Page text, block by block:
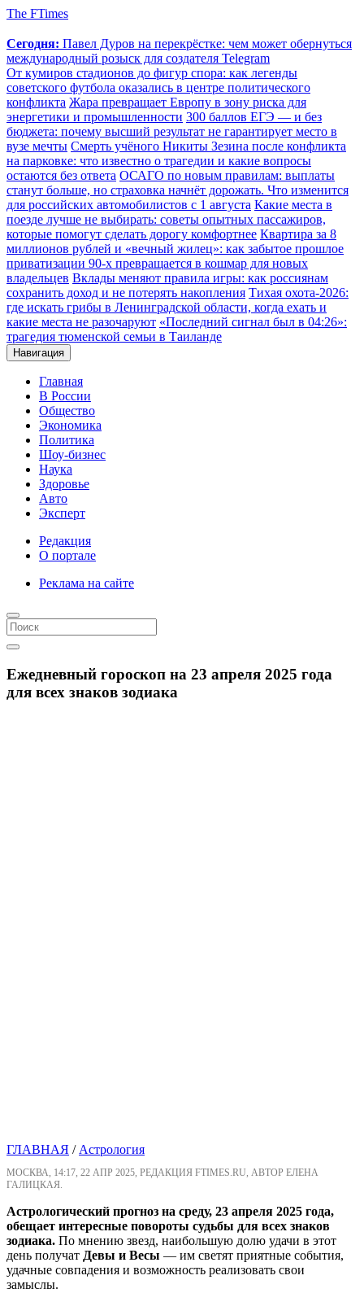
The FTimes
Сегодня: Павел Дуров на перекрёстке: чем может обернуться
международный розыск для создателя Telegram
От кумиров стадионов до фигур спора: как легенды
советского футбола оказались в центре политического
конфликта Жара превращает Европу в зону риска для
энергетики и промышленности 300 баллов ЕГЭ — и без
бюджета: почему высший результат не гарантирует место в
вузе мечты Смерть учёного Никиты Зезина после конфликта
на парковке: что известно о трагедии и какие вопросы
остаются без ответа ОСАГО по новым правилам: выплаты
станут больше, но страховка начнёт дорожать. Что изменится
для российских автомобилистов с 1 августа Какие места в
поезде лучше не выбирать: советы опытных пассажиров,
которые помогут сделать дорогу комфортнее Квартира за 8
миллионов рублей и «вечный жилец»: как забытое прошлое
приватизации 90-х превращается в кошмар для новых
владельцев Вклады меняют правила игры: как россиянам
сохранить доход и не потерять накопления Тихая охота-2026:
где искать грибы в Ленинградской области, когда ехать и
какие места не разочаруют «Последний сигнал был в 04:26»:
трагедия тюменской семьи в Таиланде
Навигация
Главная
В России
Общество
Экономика
Политика
Шоу-бизнес
Наука
Здоровье
Авто
Эксперт
Редакция
О портале
Реклама на сайте
Ежедневный гороскоп на 23 апреля 2025 года
для всех знаков зодиака
ГЛАВНАЯ /Астрология
МОСКВА, 14:17, 22 АПР 2025, РЕДАКЦИЯ FTIMES.RU, АВТОР ЕЛЕНА
ГАЛИЦКАЯ.
Астрологический прогноз на среду, 23 апреля 2025 года,
обещает интересные повороты судьбы для всех знаков
зодиака. По мнению звезд, наибольшую долю удачи в этот
день получат Девы и Весы — им светят приятные события,
удачные совпадения и возможность реализовать свои
замыслы.